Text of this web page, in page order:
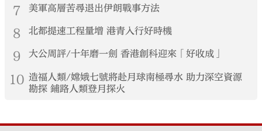
7 美軍高層苦尋退出伊朗戰事方法
8 北都提速工程量增 港青入行好時機
9 大公周評/十年磨一劍 香港創科迎來「好收成」
10 造福人類/嫦娥七號將赴月球南極尋水 助力深空資源
勘探 鋪路人類登月探火